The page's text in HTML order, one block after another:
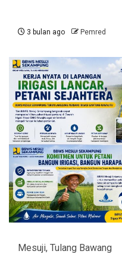
3 bulan ago Pemred
Mesuji, Tulang Bawang